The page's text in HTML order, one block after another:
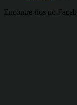
Encontre-nos no